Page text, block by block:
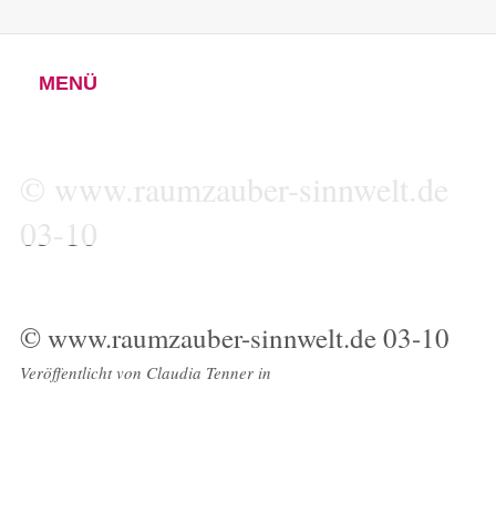
MENÜ
© www.raumzauber-sinnwelt.de
03-10
© www.raumzauber-sinnwelt.de 03-10
Veröffentlicht von Claudia Tennerin